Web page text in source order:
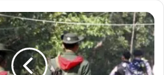
ရက်နေ့မှာလည်း ရမ်ပူရပ်ကွက်
ရွှေမင်းသမီးအမည်ရှိတဲ့ ရွှေဆိုင်ကို
ဦးက ဓားပြတိုက်သွားခဲ့ပေမယ့်